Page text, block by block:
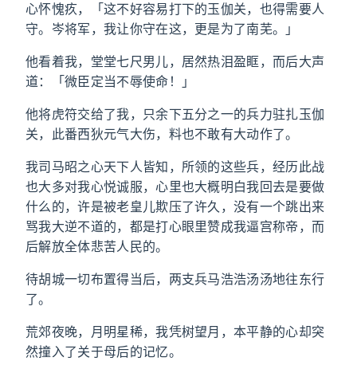
心怀愧疚，「这不好容易打下的玉伽关，也得需要人
守。岑将军，我让你守在这，更是为了南芜。」
他看着我，堂堂七尺男儿，居然热泪盈眶，而后大声
道：「微臣定当不辱使命！」
他将虎符交给了我，只余下五分之一的兵力驻扎玉伽
关，此番西狄元气大伤，料也不敢有大动作了。
我司马昭之心天下人皆知，所领的这些兵，经历此战
也大多对我心悦诚服，心里也大概明白我回去是要做
什么的，许是被老皇儿欺压了许久，没有一个跳出来
骂我大逆不道的，都是打心眼里赞成我逼宫称帝，而
后解放全体悲苦人民的。
待胡城一切布置得当后，两支兵马浩浩汤汤地往东行
了。
荒郊夜晚，月明星稀，我凭树望月，本平静的心却突
然撞入了关于母后的记忆。